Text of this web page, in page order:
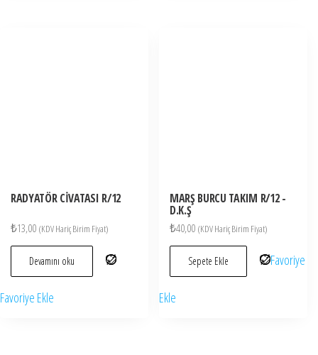
RADYATÖR CİVATASI R/12
₺13,00 (KDV Hariç Birim Fiyat)
Devamını oku
Favoriye Ekle
MARŞ BURCU TAKIM R/12 -
D.K.Ş
₺40,00 (KDV Hariç Birim Fiyat)
Sepete Ekle Favoriye
Ekle